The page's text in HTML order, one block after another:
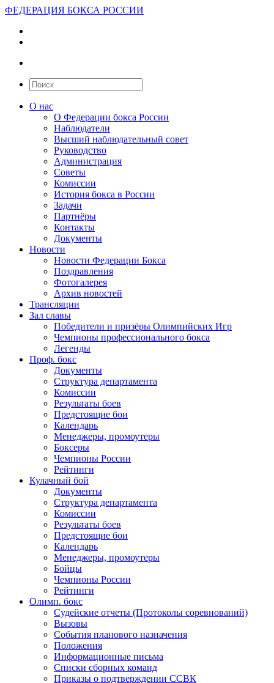
ФЕДЕРАЦИЯ БОКСА РОССИИ
О нас
О Федерации бокса России
Наблюдатели
Высший наблюдательный совет
Руководство
Администрация
Советы
Комиссии
История бокса в России
Задачи
Партнёры
Контакты
Документы
Новости
Новости Федерации Бокса
Поздравления
Фотогалерея
Архив новостей
Трансляции
Зал славы
Победители и призёры Олимпийских Игр
Чемпионы профессионального бокса
Легенды
Проф. бокс
Документы
Структура департамента
Комиссии
Результаты боев
Предстоящие бои
Календарь
Менеджеры, промоутеры
Боксеры
Чемпионы России
Рейтинги
Кулачный бой
Документы
Структура департамента
Комиссии
Результаты боев
Предстоящие бои
Календарь
Менеджеры, промоутеры
Бойцы
Чемпионы России
Рейтинги
Олимп. бокс
Судейские отчеты (Протоколы соревнований)
Вызовы
События планового назначения
Положения
Информационные письма
Списки сборных команд
Приказы о подтверждении ССВК